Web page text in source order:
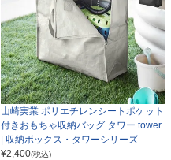
山崎実業 ポリエチレンシートポケット
付きおもちゃ収納バッグ タワー tower
| 収納ボックス・タワーシリーズ
¥2,400(税込)